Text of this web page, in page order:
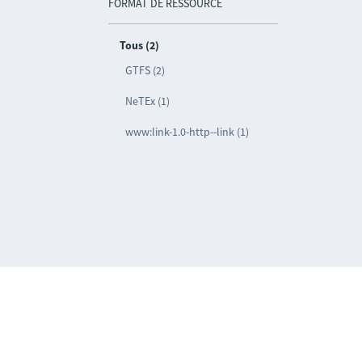
FORMAT DE RESSOURCE
Tous (2)
GTFS (2)
NeTEx (1)
www:link-1.0-http--link (1)